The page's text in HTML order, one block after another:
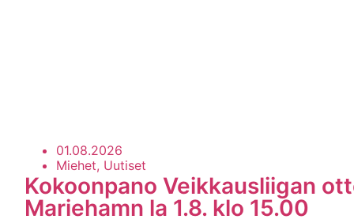
01.08.2026
Miehet, Uutiset
Kokoonpano Veikkausliigan
Mariehamn la 1.8. klo 15.00